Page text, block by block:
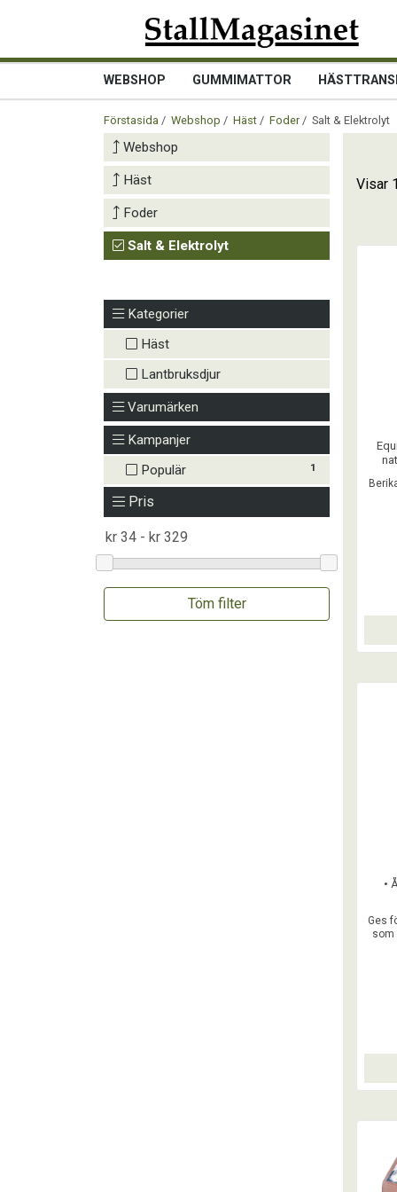
WEBSHOP GUMMIMATTOR
Förstasida / Webshop / Häst / Foder/ Salt & Elektrolyt
Webshop
Häst
Foder
Salt & Elektrolyt
Kategorier
Häst
Lantbruksdjur
Varumärken
Kampanjer
1
Populär
Pris
Töm filter
Visar
•
•
Ges
som